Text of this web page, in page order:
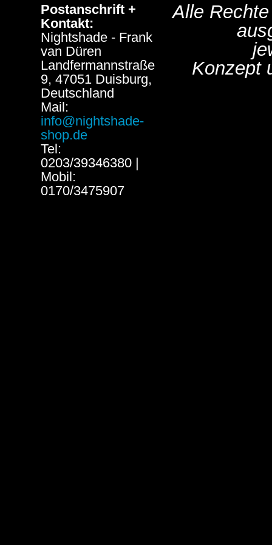
Postanschrift +
Kontakt:
Nightshade - Frank
van Düren
Landfermannstraße
9, 47051 Duisburg,
Deutschland
Mail:
info@nightshade-
shop.de
Tel:
0203/39346380 |
Mobil:
0170/3475907
Alle
Konzept